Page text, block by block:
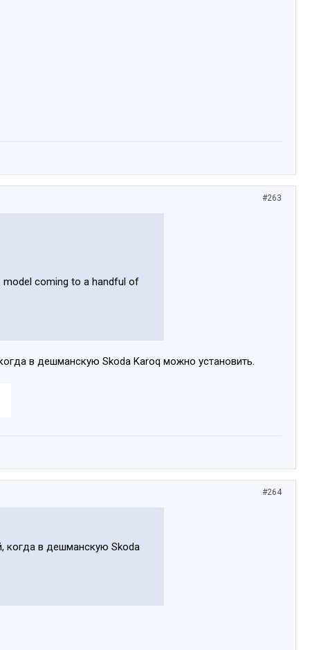
#263
model coming to a handful of
в дешманскую Skoda Karoq можно установить.
#264
когда в дешманскую Skoda